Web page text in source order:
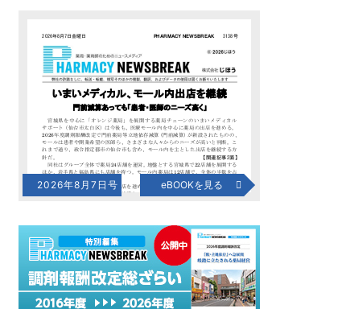
2026年8月7日号 eBOOKを見る